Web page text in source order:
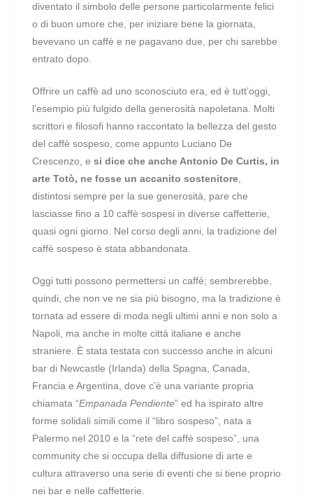
diventato il simbolo delle persone particolarmente felici
o di buon umore che, per iniziare bene la giornata,
bevevano un caffè e ne pagavano due, per chi sarebbe
entrato dopo.
Offrire un caffè ad uno sconosciuto era, ed è tutt’oggi,
l’esempio più fulgido della generosità napoletana. Molti
scrittori e filosofi hanno raccontato la bellezza del gesto
del caffè sospeso, come appunto Luciano De
Crescenzo, e si dice che anche Antonio De Curtis, in
arte Totò, ne fosse un accanito sostenitore
distintosi sempre per la sue generosità, pare che
lasciasse fino a 10 caffè sospesi in diverse caffetterie,
quasi ogni giorno. Nel corso degli anni, la tradizione del
caffè sospeso è stata abbandonata.
Oggi tutti possono permettersi un caffè; sembrerebbe,
quindi, che non ve ne sia più bisogno, ma la tradizione è
tornata ad essere di moda negli ultimi anni e non solo a
Napoli, ma anche in molte città italiane e anche
straniere. È stata testata con successo anche in alcuni
bar di Newcastle (Irlanda) della Spagna, Canada,
Francia e Argentina, dove c’è una variante propria
chiamata “Empanada Pendiente” ed ha ispirato altre
forme solidali simili come il “libro sospeso”, nata a
Palermo nel 2010 e la “rete del caffè sospeso”, una
community che si occupa della diffusione di arte e
cultura attraverso una serie di eventi che si tiene proprio
nei bar e nelle caffetterie.